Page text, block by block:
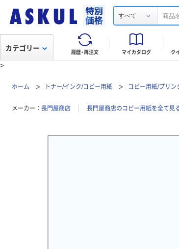
すべて
履歴・再注文 マイカタログ ク
カテゴリー
>
ホーム トナー/インク/コピー用紙 コピー用紙/プリン
メーカー 長門屋商店 長門屋商店のコピー用紙を全て見